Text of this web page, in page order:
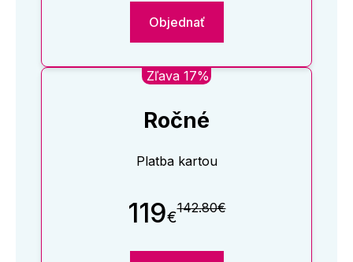
Objednať
Zľava 17%
Ročné
Platba kartou
119€142.80€